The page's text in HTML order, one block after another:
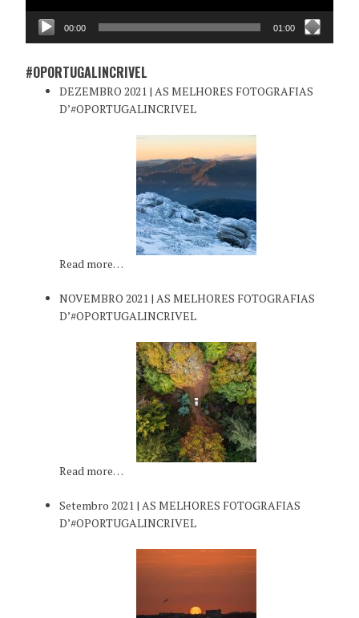
00:00 01:00
#OPORTUGALINCRIVEL
DEZEMBRO 2021 | AS MELHORES FOTOGRAFIAS
D’#OPORTUGALINCRIVEL
Read more…
NOVEMBRO 2021 | AS MELHORES FOTOGRAFIAS
D’#OPORTUGALINCRIVEL
Read more…
Setembro 2021 | AS MELHORES FOTOGRAFIAS
D’#OPORTUGALINCRIVEL